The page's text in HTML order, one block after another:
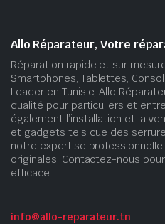
Allo Réparateur, Votre
Réparation rapide et sur
Smartphones, Tablettes,
Leader en Tunisie, Allo
qualité pour particuliers et
également l’installation et la
et gadgets tels que des
notre expertise
originales. Contactez-nous
efficace.
info@allo-reparateur.tn